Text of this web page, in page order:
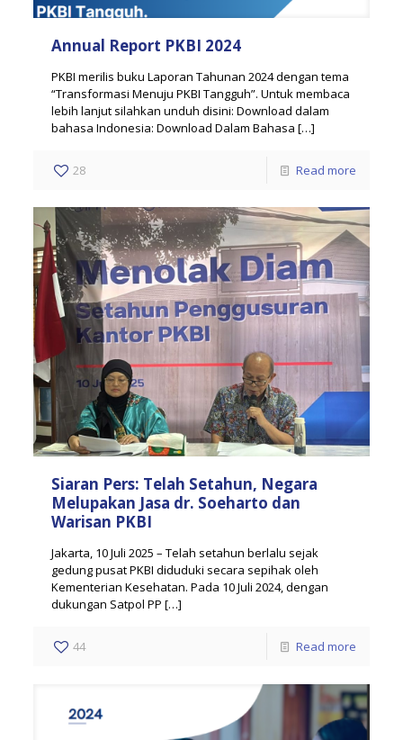
Annual Report PKBI 2024
PKBI merilis buku Laporan Tahunan 2024 dengan tema
“Transformasi Menuju PKBI Tangguh”. Untuk membaca
lebih lanjut silahkan unduh disini: Download dalam
bahasa Indonesia: Download Dalam Bahasa […]
28 Read more
Siaran Pers: Telah Setahun, Negara
Melupakan Jasa dr. Soeharto dan
Warisan PKBI
Jakarta, 10 Juli 2025 – Telah setahun berlalu sejak
gedung pusat PKBI diduduki secara sepihak oleh
Kementerian Kesehatan. Pada 10 Juli 2024, dengan
dukungan Satpol PP […]
44 Read more